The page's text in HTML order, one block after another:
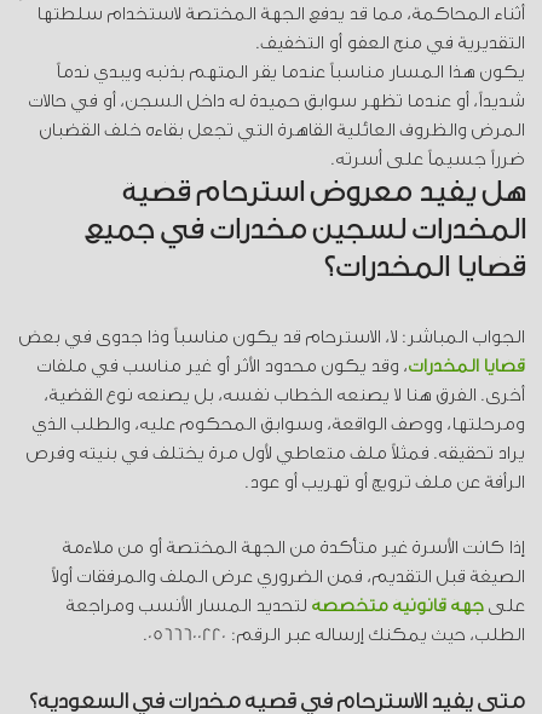
أثناء المحاكمة، مما قد يدفع الجهة المختصة لاستخدام سلطتها
التقديرية في منح العفو أو التخفيف.
يكون هذا المسار مناسباً عندما يقر المتهم بذنبه ويبدي ندماً
شديداً، أو عندما تظهر سوابق حميدة له داخل السجن، أو في حالات
المرض والظروف العائلية القاهرة التي تجعل بقاءه خلف القضبان
ضرراً جسيماً على أسرته.
هل يفيد معروض استرحام قضية
المخدرات لسجين مخدرات في جميع
قضايا المخدرات؟
الجواب المباشر: لا، الاسترحام قد يكون مناسباً وذا جدوى في بعض
قضايا المخدرات، وقد يكون محدود الأثر أو غير مناسب في ملفات
أخرى. الفرق هنا لا يصنعه الخطاب نفسه، بل يصنعه نوع القضية،
ومرحلتها، ووصف الواقعة، وسوابق المحكوم عليه، والطلب الذي
يراد تحقيقه. فمثلاً ملف متعاطي لأول مرة يختلف في بنيته وفرص
الرأفة عن ملف ترويج أو تهريب أو عود.
إذا كانت الأسرة غير متأكدة من الجهة المختصة أو من ملاءمة
الصيغة قبل التقديم، فمن الضروري عرض الملف والمرفقات أولاً
علىجهة قانونية متخصصة لتحديد المسار الأنسب ومراجعة
الطلب، حيث يمكنك إرساله عبر الرقم: 0566600220.
متى يفيد الاسترحام في قضية مخدرات في السعودية؟